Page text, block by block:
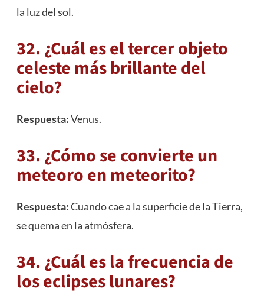
la luz del sol.
32. ¿Cuál es el tercer objeto
celeste más brillante del
cielo?
Respuesta:Venus.
33. ¿Cómo se convierte un
meteoro en meteorito?
Respuesta:Cuando cae a la superficie de la Tierra,
se quema en la atmósfera.
34. ¿Cuál es la frecuencia de
los eclipses lunares?